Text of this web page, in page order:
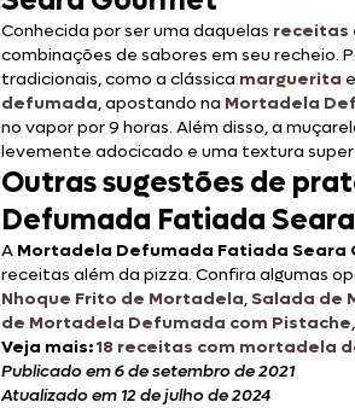
Conhecida por ser uma daquelas receitas
combinações de sabores em seu recheio.
tradicionais, como a clássica marguerita e
defumada, apostando na Mortadela
no vapor por 9 horas. Além disso, a
levemente adocicado e uma textura
Outras sugestões de
Defumada Fatiada
A Mortadela Defumada Fatiada Seara
receitas além da pizza. Confira algumas
Nhoque Frito de Mortadela,Salada de
de Mortadela Defumada com Pistache,
Veja mais:18 receitas com mortadela
Publicado em 6 de setembro de 2021
Atualizado em 12 de julho de 2024